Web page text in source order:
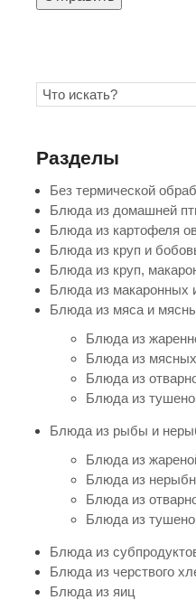
Разделы
Без термической
Блюда из домашней
Блюда из картофеля
Блюда из круп и
Блюда из круп,
Блюда из макаронных
Блюда из мяса и
Блюда из
Блюда из
Блюда из
Блюда из
Блюда из рыбы и
Блюда из
Блюда из
Блюда из
Блюда из
Блюда из
Блюда из черствого
Блюда из яиц